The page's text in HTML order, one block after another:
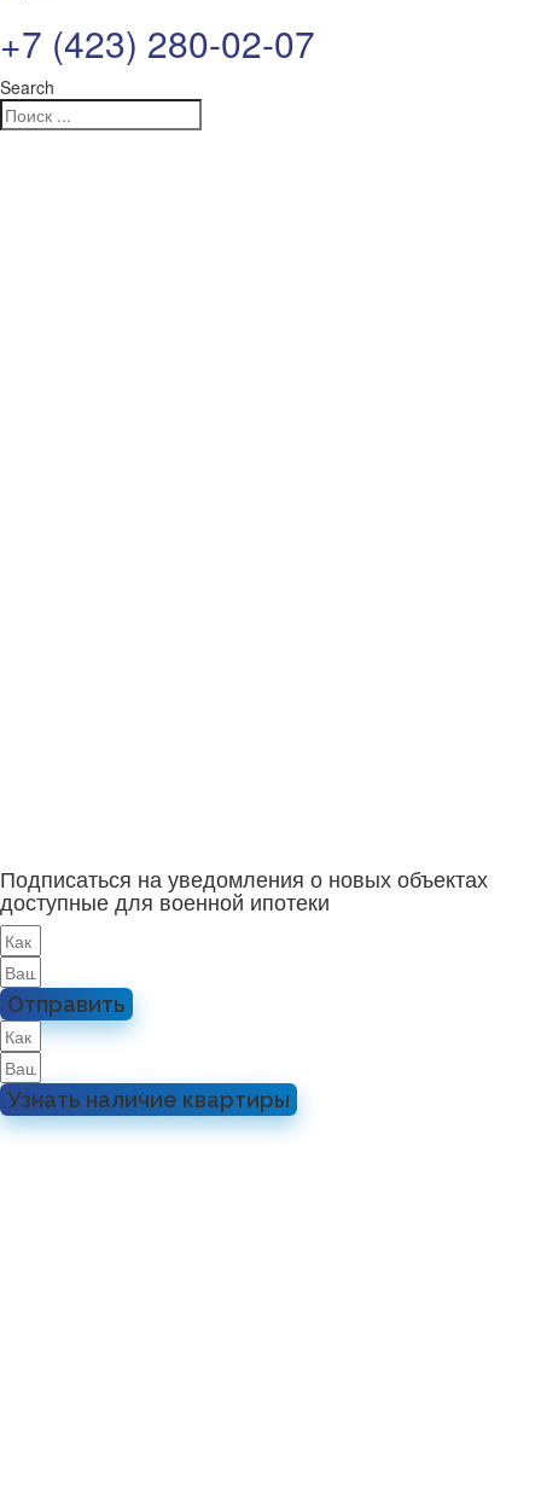
+7 (423) 280-02-07
Search
Подписаться на уведомления о новых объектах
доступные для военной ипотеки
Отправить
Узнать наличие квартиры